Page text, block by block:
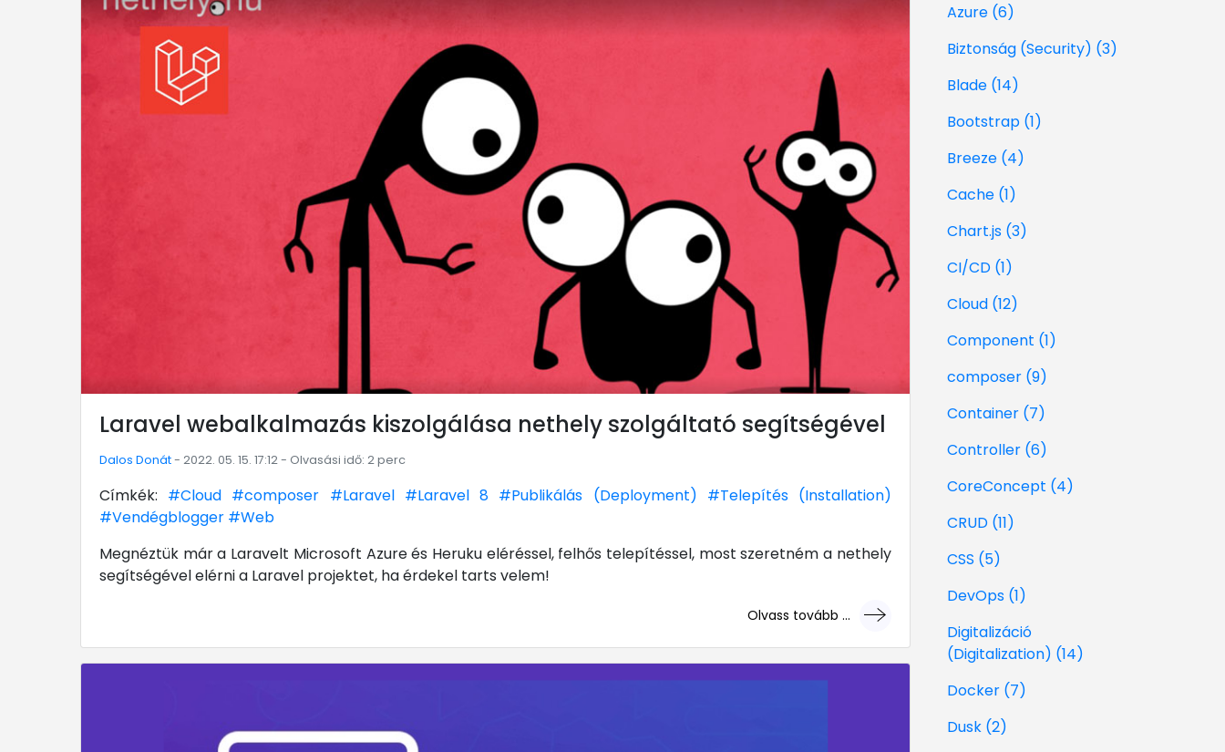
Laravel webalkalmazás kiszolgálása nethely szolgáltató segítségével
Dalos Donát- 2022. 05. 15. 17:12 - Olvasási idő: 2 perc
Címkék: #Cloud #composer #Laravel #Laravel 8 #Publikálás (Deployment) #Telepítés (Installation)
#Vendégblogger #Web
Megnéztük már a Laravelt Microsoft Azure és Heruku eléréssel, felhős telepítéssel, most szeretném a nethely
segítségével elérni a Laravel projektet, ha érdekel tarts velem!
Olvass tovább ...
... mert megéri!
Azure (6)
Biztonság (Security) (3)
Blade (14)
Bootstrap (1)
Breeze (4)
Cache (1)
Chart.js (3)
CI/CD (1)
Cloud (12)
Component (1)
composer (9)
Container (7)
Controller (6)
CoreConcept (4)
CRUD (11)
CSS (5)
DevOps (1)
Digitalizáció
(Digitalization) (14)
Docker (7)
Dusk (2)